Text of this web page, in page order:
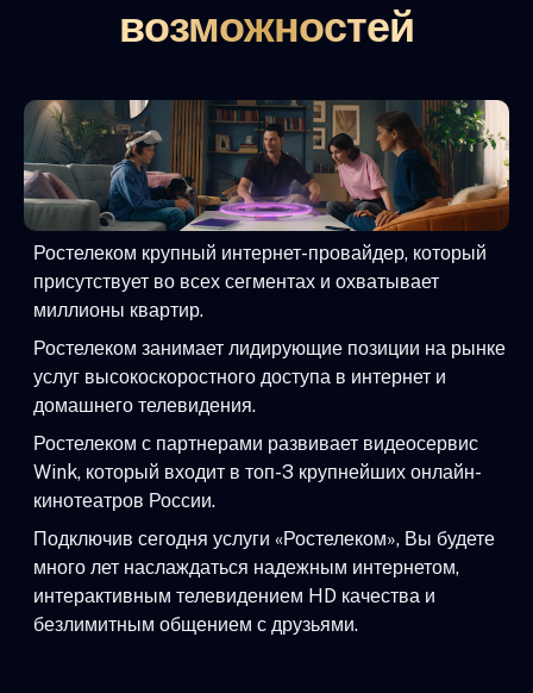
возможностей
Ростелеком крупный интернет-провайдер, который
присутствует во всех сегментах и охватывает
миллионы квартир.
Ростелеком занимает лидирующие позиции на рынке
услуг высокоскоростного доступа в интернет и
домашнего телевидения.
Ростелеком с партнерами развивает видеосервис
Wink, который входит в топ-3 крупнейших онлайн-
кинотеатров России.
Подключив сегодня услуги «Ростелеком», Вы будете
много лет наслаждаться надежным интернетом,
интерактивным телевидением HD качества и
безлимитным общением с друзьями.